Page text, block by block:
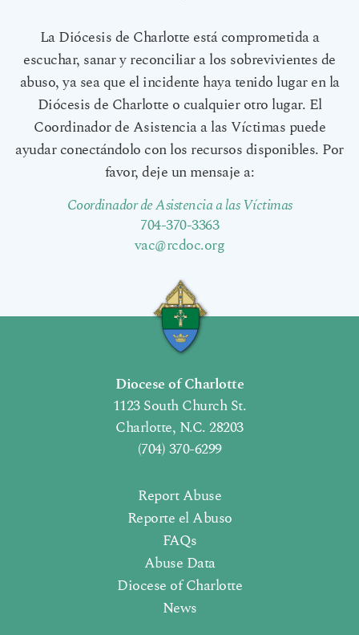
La Diócesis de Charlotte está comprometida a
escuchar, sanar y reconciliar a los sobrevivientes de
abuso, ya sea que el incidente haya tenido lugar en la
Diócesis de Charlotte o cualquier otro lugar. El
Coordinador de Asistencia a las Víctimas puede
ayudar conectándolo con los recursos disponibles. Por
favor, deje un mensaje a:
Coordinador de Asistencia a las Víctimas
704-370-3363
vac@rcdoc.org
Diocese of Charlotte
1123 South Church St.
Charlotte, N.C. 28203
(704) 370-6299
Report Abuse
Reporte el Abuso
FAQs
Abuse Data
Diocese of Charlotte
News